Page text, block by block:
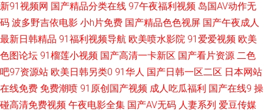
全 欧美综合51 午夜激情黄色 91青久久 大香蕉网啪啪网 久久超碰 日本女优
婷婷 91大神啪视频 超碰在线免费主播 国产尤物在线三区 无码人妖系列 91自
慰喷水 浮力影院AV 玖玖资源中文字幕 深夜影院日本a 91导航视频 国产人妖
新91视频网 国产精品分类在线 97午夜福利视频 岛国AV动作无
码 波多野吉依电影 小h片免费 国产精品色色视屏 国产午夜成人
最新日韩精品 91福利视频导航 欧美喷水影院 91爱爱视频 欧美
色图论坛 91榴莲小视频 国产高清一卡新区 国产看片资源 二色
吧97资源站 欧美日韩另类0 91华人 国产日韩一区二区 日本网站
在线免费 免费潮喷 91原创国产视频 成人吃瓜福利 国产在线9 操
碰高清免费视频 午夜电影全集 国产AV无码 人妻系列 爱豆传媒